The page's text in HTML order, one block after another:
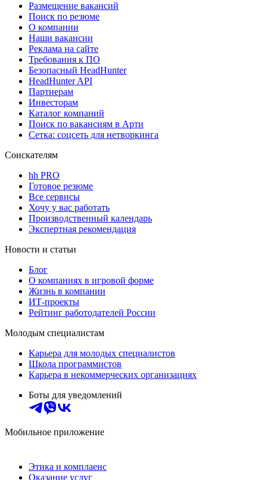
Размещение вакансий
Поиск по резюме
О компании
Наши вакансии
Реклама на сайте
Требования к ПО
Безопасный HeadHunter
HeadHunter API
Партнерам
Инвесторам
Каталог компаний
Поиск по вакансиям в Арти
Сетка: соцсеть для нетворкинга
Соискателям
hh PRO
Готовое резюме
Все сервисы
Хочу у вас работать
Производственный календарь
Экспертная рекомендация
Новости и статьи
Блог
О компаниях в игровой форме
Жизнь в компании
ИТ-проекты
Рейтинг работодателей России
Молодым специалистам
Карьера для молодых специалистов
Школа программистов
Карьера в некоммерческих организациях
Боты для уведомлений
Мобильное приложение
Этика и комплаенс
Оказание услуг